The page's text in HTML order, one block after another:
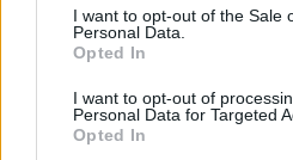
I want to opt-out of the Sale
Personal Data.
Opted In
I want to opt-out of
Personal Data for Targeted
Opted In